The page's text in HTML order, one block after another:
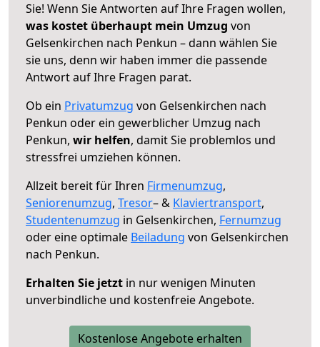
Sie! Wenn Sie Antworten auf Ihre Fragen wollen,
was kostet überhaupt mein Umzug von
Gelsenkirchen nach Penkun – dann wählen Sie
sie uns, denn wir haben immer die passende
Antwort auf Ihre Fragen parat.
Ob ein Privatumzug von Gelsenkirchen nach
Penkun oder ein gewerblicher Umzug nach
Penkun, wir helfen, damit Sie problemlos und
stressfrei umziehen können.
Allzeit bereit für Ihren Firmenumzug,
Seniorenumzug, Tresor– & Klaviertransport,
Studentenumzug in Gelsenkirchen, Fernumzug
oder eine optimale Beiladung von Gelsenkirchen
nach Penkun.
Erhalten Sie jetzt in nur wenigen Minuten
unverbindliche und kostenfreie Angebote.
Kostenlose Angebote erhalten